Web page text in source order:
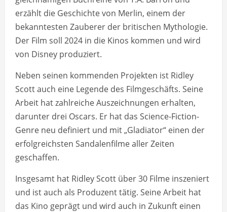
erzählt die Geschichte von Merlin, einem der
bekanntesten Zauberer der britischen Mythologie.
Der Film soll 2024 in die Kinos kommen und wird
von Disney produziert.
Neben seinen kommenden Projekten ist Ridley
Scott auch eine Legende des Filmgeschäfts. Seine
Arbeit hat zahlreiche Auszeichnungen erhalten,
darunter drei Oscars. Er hat das Science-Fiction-
Genre neu definiert und mit „Gladiator“ einen der
erfolgreichsten Sandalenfilme aller Zeiten
geschaffen.
Insgesamt hat Ridley Scott über 30 Filme inszeniert
und ist auch als Produzent tätig. Seine Arbeit hat
das Kino geprägt und wird auch in Zukunft einen